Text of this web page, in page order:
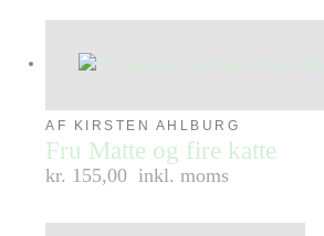
AF KIRSTEN AHLBURG
Fru Matte og fire katte
kr. 155,00 inkl. moms